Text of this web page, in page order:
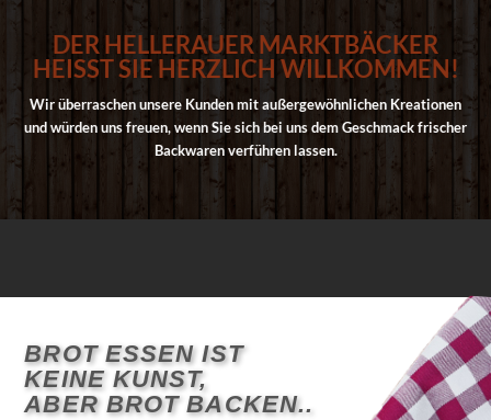
DER HELLERAUER MARKTBÄCKER
HEISST SIE HERZLICH WILLKOMMEN!
Wir überraschen unsere Kunden mit außergewöhnlichen Kreationen
und würden uns freuen, wenn Sie sich bei uns dem Geschmack frischer
Backwaren verführen lassen.
BROT ESSEN IST
KEINE KUNST,
ABER BROT BACKEN..